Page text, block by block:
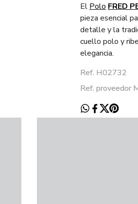
El Polo FRED
pieza esencial
detalle y la
cuello polo y
elegancia.
Ref. H02732
Ref. proveedor